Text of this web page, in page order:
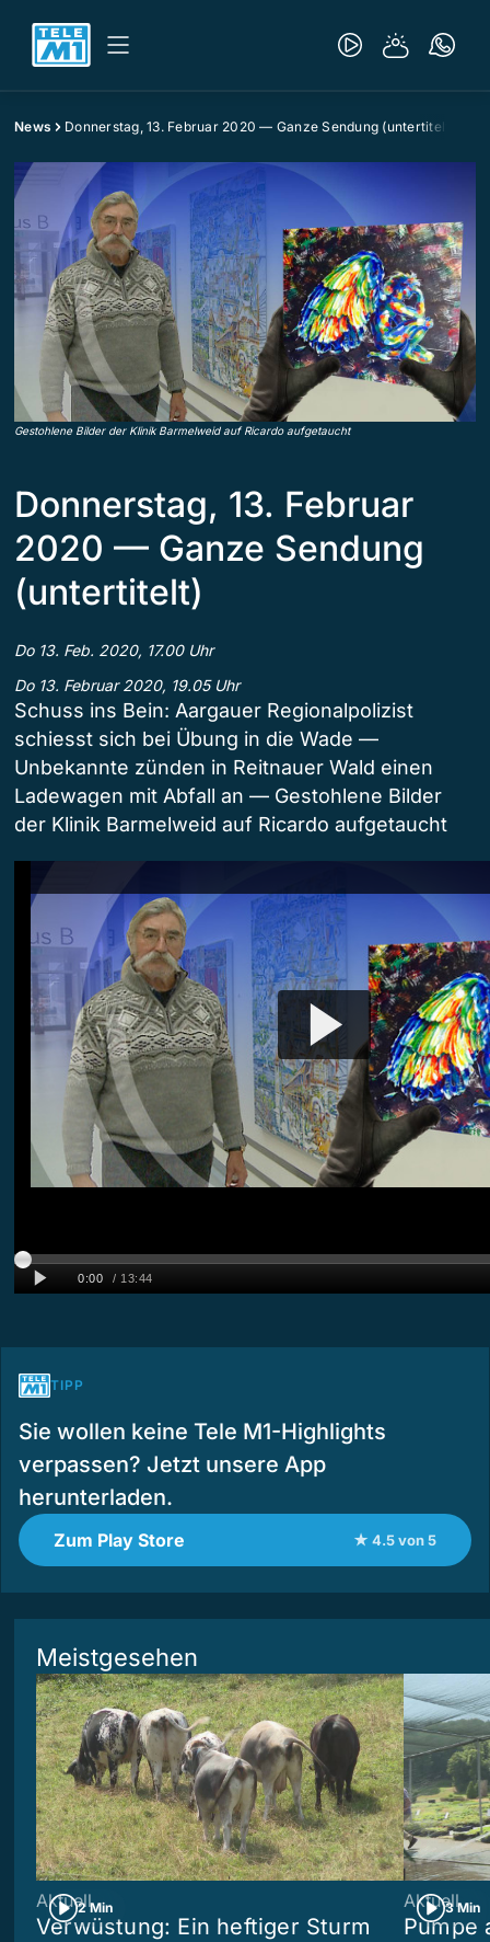
News Donnerstag, 13. Februar 2020 — Ganze Sendung (untertitelt)
Gestohlene Bilder der Klinik Barmelweid auf Ricardo aufgetaucht
Donnerstag, 13. Februar
2020 — Ganze Sendung
(untertitelt)
Do 13. Feb. 2020, 17.00 Uhr
Do 13. Februar 2020, 19.05 Uhr
Schuss ins Bein: Aargauer Regionalpolizist
schiesst sich bei Übung in die Wade —
Unbekannte zünden in Reitnauer Wald einen
Ladewagen mit Abfall an — Gestohlene Bilder
der Klinik Barmelweid auf Ricardo aufgetaucht
TIPP
Sie wollen keine Tele M1-Highlights
verpassen? Jetzt unsere App
herunterladen.
Zum Play Store ★ 4.5 von 5
Meistgesehen
2 Min
Aktuell
Verwüstung: Ein heftiger Sturm
3 Min
Aktuell
Pumpe